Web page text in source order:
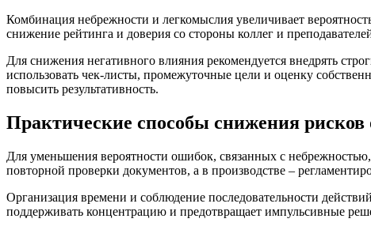
Комбинация небрежности и легкомыслия увеличивает
снижение рейтинга и доверия со стороны коллег и
Для снижения негативного влияния рекомендуется внедрять
использовать чек-листы, промежуточные цели и оценку
повысить результативность.
Практические способы снижения
Для уменьшения вероятности ошибок, связанных с
повторной проверки документов, а в производстве –
Организация времени и соблюдение последовательности
поддерживать концентрацию и предотвращает импульсивные